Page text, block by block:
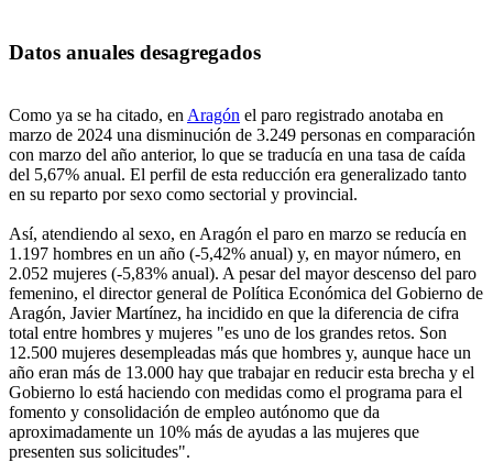
Datos anuales desagregados
Como ya se ha citado, en Aragón el paro registrado anotaba en
marzo de 2024 una disminución de 3.249 personas en comparación
con marzo del año anterior, lo que se traducía en una tasa de caída
del 5,67% anual. El perfil de esta reducción era generalizado tanto
en su reparto por sexo como sectorial y provincial.
Así, atendiendo al sexo, en Aragón el paro en marzo se reducía en
1.197 hombres en un año (-5,42% anual) y, en mayor número, en
2.052 mujeres (-5,83% anual). A pesar del mayor descenso del paro
femenino, el director general de Política Económica del Gobierno de
Aragón, Javier Martínez, ha incidido en que la diferencia de cifra
total entre hombres y mujeres "es uno de los grandes retos. Son
12.500 mujeres desempleadas más que hombres y, aunque hace un
año eran más de 13.000 hay que trabajar en reducir esta brecha y el
Gobierno lo está haciendo con medidas como el programa para el
fomento y consolidación de empleo autónomo que da
aproximadamente un 10% más de ayudas a las mujeres que
presenten sus solicitudes".